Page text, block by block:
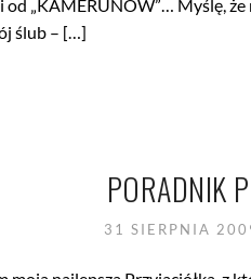
od „KAMERUNÓW”… Myślę,
ślub – […]
PORADNIK
31 SIERPNIA